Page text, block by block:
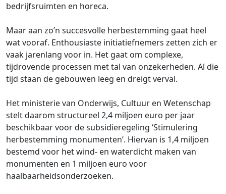
bedrijfsruimten en horeca.
Maar aan zo’n succesvolle herbestemming gaat heel
wat vooraf. Enthousiaste initiatiefnemers zetten zich er
vaak jarenlang voor in. Het gaat om complexe,
tijdrovende processen met tal van onzekerheden. Al die
tijd staan de gebouwen leeg en dreigt verval.
Het ministerie van Onderwijs, Cultuur en Wetenschap
stelt daarom structureel 2,4 miljoen euro per jaar
beschikbaar voor de subsidieregeling ‘Stimulering
herbestemming monumenten’. Hiervan is 1,4 miljoen
bestemd voor het wind- en waterdicht maken van
monumenten en 1 miljoen euro voor
haalbaarheidsonderzoeken.